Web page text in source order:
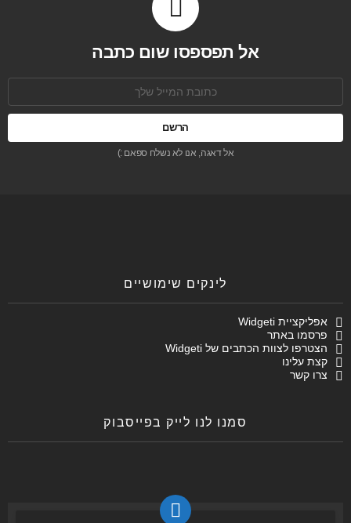
אל תפספסו שום כתבה
אל דאגה, אנו לא נשלח ספאם :)
לינקים שימושיים
אפליקציית Widgeti
פרסמו באתר
הצטרפו לצוות הכתבים של Widgeti
קצת עלינו
צרו קשר
סמנו לנו לייק בפייסבוק